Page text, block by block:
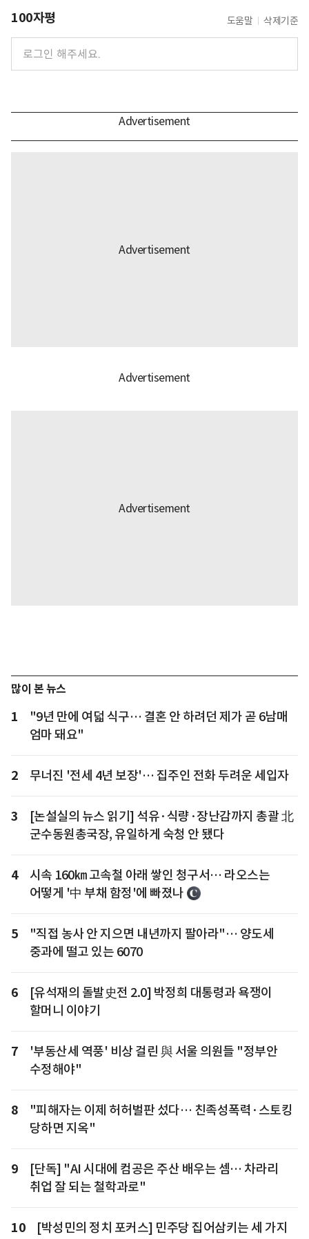
100자평 도움말 삭제기준
많이 본 뉴스
1
"9년 만에 여덟 식구… 결혼 안 하려던 제가 곧 6남매
엄마 돼요"
2 무너진 '전세 4년 보장'… 집주인 전화 두려운 세입자
3
[논설실의 뉴스 읽기] 석유·식량·장난감까지 총괄 北
군수동원총국장, 유일하게 숙청 안 됐다
4
시속 160㎞ 고속철 아래 쌓인 청구서… 라오스는
어떻게 '中 부채 함정'에 빠졌나
5
"직접 농사 안 지으면 내년까지 팔아라"… 양도세
중과에 떨고 있는 6070
6
[유석재의 돌발史전 2.0] 박정희 대통령과 욕쟁이
할머니 이야기
7
'부동산세 역풍' 비상 걸린 與 서울 의원들 "정부안
수정해야"
8
"피해자는 이제 허허벌판 섰다… 친족성폭력·스토킹
당하면 지옥"
9
[단독] "AI 시대에 컴공은 주산 배우는 셈… 차라리
취업 잘 되는 철학과로"
10
[박성민의 정치 포커스] 민주당 집어삼키는 세 가지